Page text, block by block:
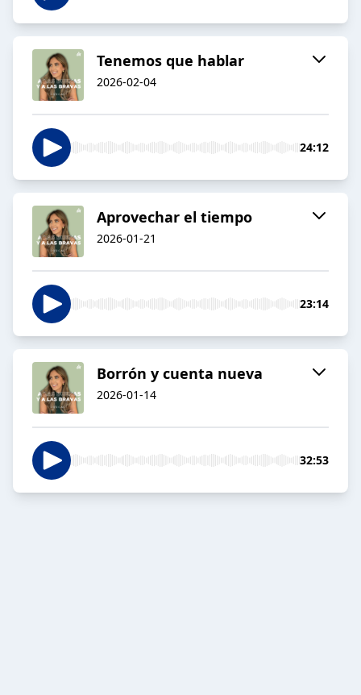
Tenemos que hablar
2026-02-04
24:12
Aprovechar el tiempo
2026-01-21
23:14
Borrón y cuenta nueva
2026-01-14
32:53